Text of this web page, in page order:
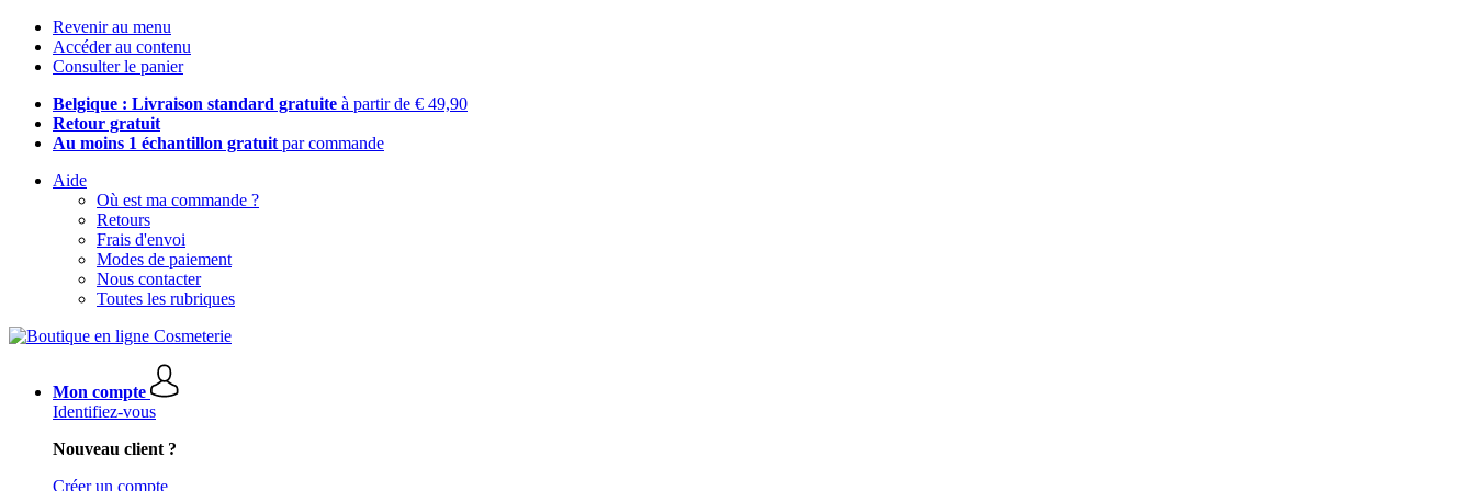
Revenir au menu
Accéder au contenu
Consulter le panier
Belgique : Livraison standard gratuite à partir de € 49,90
Retour gratuit
Au moins 1 échantillon gratuit par commande
Aide
Où est ma commande ?
Retours
Frais d'envoi
Modes de paiement
Nous contacter
Toutes les rubriques
Mon compte
Identifiez-vous
Nouveau client ?
Créer un compte